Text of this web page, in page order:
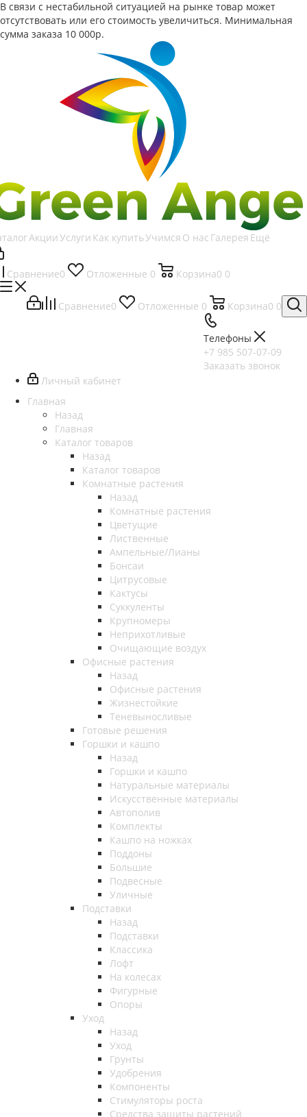
В связи с нестабильной ситуацией на рынке товар может
отсутствовать или его стоимость увеличиться. Минимальная
сумма заказа 10 000р.
АкцииУслуги Как купитьУчимся О нас Галерея Ещё
Сравнение0 Отложенные 0 Корзина0 0
Сравнение0 Отложенные 0 Корзина0 0
Телефоны
+7 985 507-07-09
Заказать звонок
Личный кабинет
Главная
Назад
Главная
Каталог товаров
Назад
Каталог товаров
Комнатные растения
Назад
Комнатные растения
Цветущие
Лиственные
Ампельные/Лианы
Бонсаи
Цитрусовые
Кактусы
Суккуленты
Крупномеры
Неприхотливые
Очищающие воздух
Офисные растения
Назад
Офисные растения
Жизнестойкие
Теневыносливые
Готовые решения
Горшки и кашпо
Назад
Горшки и кашпо
Натуральные материалы
Искусственные материалы
Автополив
Комплекты
Кашпо на ножках
Поддоны
Большие
Подвесные
Уличные
Подставки
Назад
Подставки
Классика
Лофт
На колесах
Фигурные
Опоры
Уход
Назад
Уход
Грунты
Удобрения
Компоненты
Стимуляторы роста
Средства защиты растений